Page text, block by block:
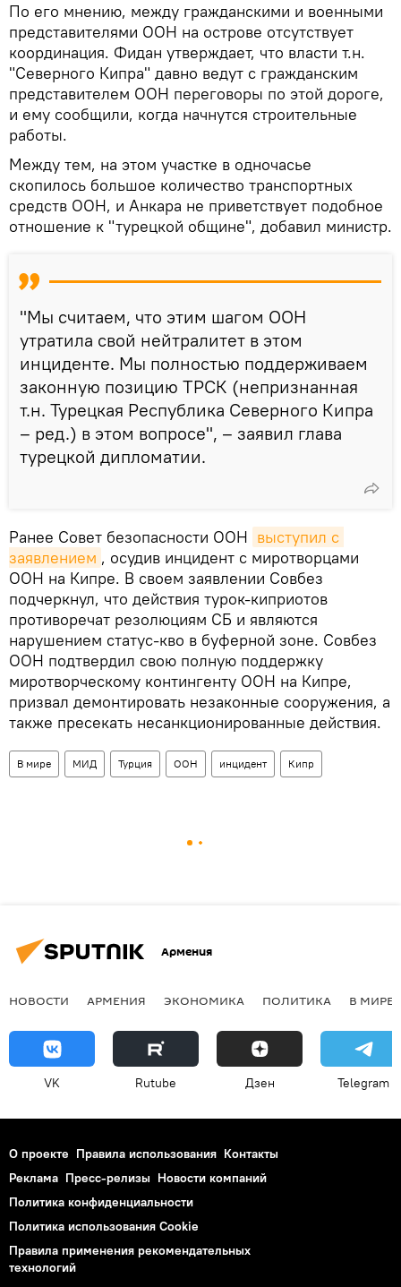
По его мнению, между гражданскими и военными
представителями ООН на острове отсутствует
координация. Фидан утверждает, что власти т.н.
"Северного Кипра" давно ведут с гражданским
представителем ООН переговоры по этой дороге,
и ему сообщили, когда начнутся строительные
работы.
Между тем, на этом участке в одночасье
скопилось большое количество транспортных
средств ООН, и Анкара не приветствует подобное
отношение к "турецкой общине", добавил министр.
"Мы считаем, что этим шагом ООН
утратила свой нейтралитет в этом
инциденте. Мы полностью поддерживаем
законную позицию ТРСК (непризнанная
т.н. Турецкая Республика Северного Кипра
– ред.) в этом вопросе", – заявил глава
турецкой дипломатии.
Ранее Совет безопасности ООН выступил с
заявлением , осудив инцидент с миротворцами
ООН на Кипре. В своем заявлении Совбез
подчеркнул, что действия турок-киприотов
противоречат резолюциям СБ и являются
нарушением статус-кво в буферной зоне. Совбез
ООН подтвердил свою полную поддержку
миротворческому контингенту ООН на Кипре,
призвал демонтировать незаконные сооружения, а
также пресекать несанкционированные действия.
В мире МИД Турция ООН инцидент Кипр
Армения
НОВОСТИ АРМЕНИЯ ЭКОНОМИКА ПОЛИТИКА В МИРЕ
VK Rutube Дзен Telegram
О проекте Правила использования Контакты
Реклама Пресс-релизы Новости компаний
Политика конфиденциальности
Политика использования Cookie
Правила применения рекомендательных
технологий